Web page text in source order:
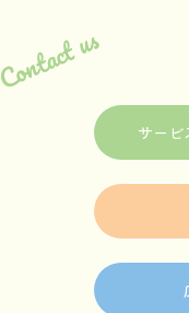
us
サービ